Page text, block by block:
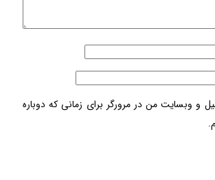
و وبسایت من در مرورگر برای زمانی که دوباره